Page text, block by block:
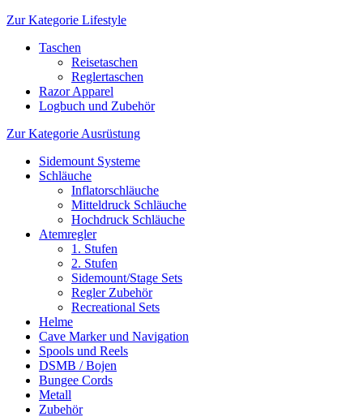
Zur Kategorie Lifestyle
Taschen
Reisetaschen
Reglertaschen
Razor Apparel
Logbuch und Zubehör
Zur Kategorie Ausrüstung
Sidemount Systeme
Schläuche
Inflatorschläuche
Mitteldruck Schläuche
Hochdruck Schläuche
Atemregler
1. Stufen
2. Stufen
Sidemount/Stage Sets
Regler Zubehör
Recreational Sets
Helme
Cave Marker und Navigation
Spools und Reels
DSMB / Bojen
Bungee Cords
Metall
Zubehör